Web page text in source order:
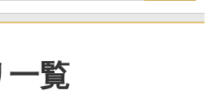
一覧